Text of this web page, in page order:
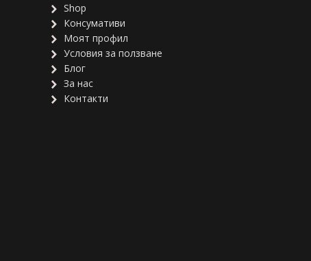
Shop
Консумативи
Моят профил
Условия за ползване
Блог
За нас
Контакти